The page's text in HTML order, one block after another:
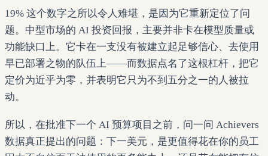
19% 这个数字之所以令人难堪，是因为它重新定位了问
题。中型市场的 AI 投资回报，主要并非卡在模型质量或
功能缺口上。它卡在一支没有被建立起足够信心、去使用
早已部署之物的队伍上——而数据点名了这根杠杆，把它
定价为近乎为零，并表明它只为不到五分之一的人被拉
动。
所以，在批准下一个 AI 预算项目之前，问一问 Achievers
数据真正提出的问题：下一美元，是更值得花在你的员工